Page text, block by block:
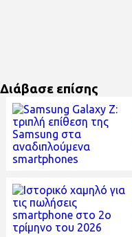
Διάβασε επίσης